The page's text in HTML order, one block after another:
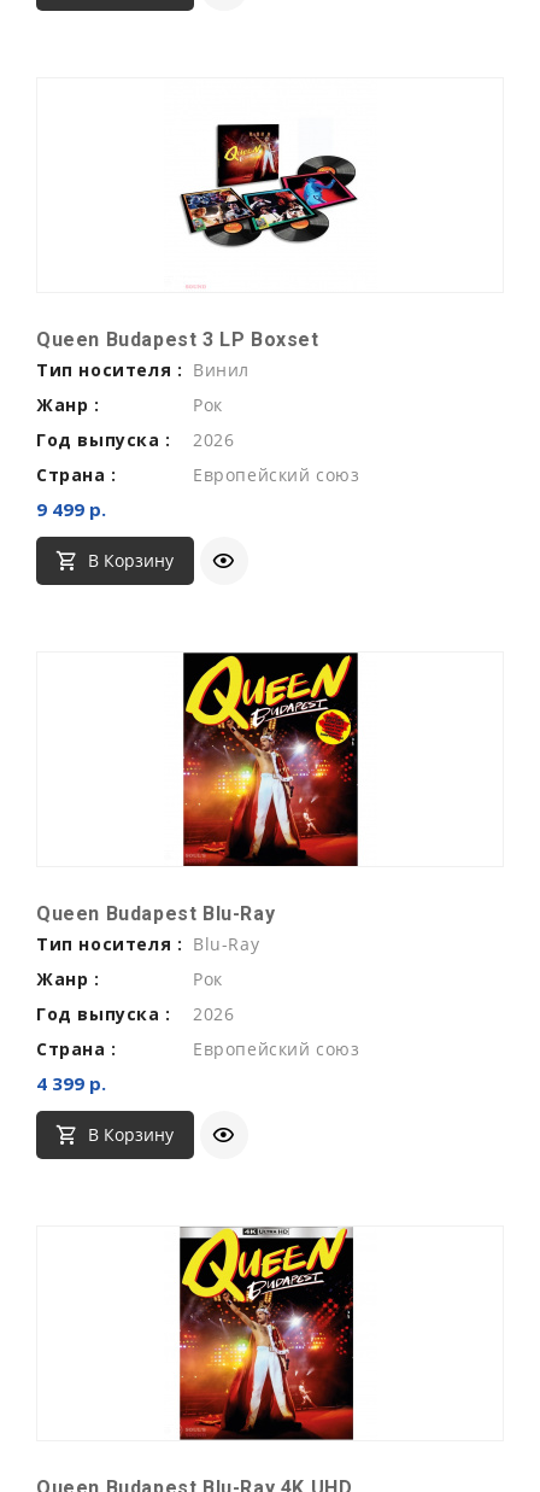
Queen Budapest 3 LP Boxset
Тип носителя : Винил
Жанр :
Рок
Год выпуска :
2026
Страна :
Европейский союз
9 499 р.
В Корзину
Queen Budapest Blu-Ray
Тип носителя : Blu-Ray
Жанр :
Рок
Год выпуска :
2026
Страна :
Европейский союз
4 399 р.
В Корзину